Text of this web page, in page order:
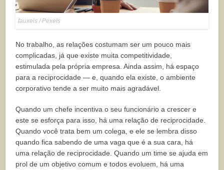
fauxels / Pexels
No trabalho, as relações costumam ser um pouco mais
complicadas, já que existe muita competitividade,
estimulada pela própria empresa. Ainda assim, há espaço
para a reciprocidade — e, quando ela existe, o ambiente
corporativo tende a ser muito mais agradável.
Quando um chefe incentiva o seu funcionário a crescer e
este se esforça para isso, há uma relação de reciprocidade.
Quando você trata bem um colega, e ele se lembra disso
quando fica sabendo de uma vaga que é a sua cara, há
uma relação de reciprocidade. Quando um time se ajuda em
prol de um objetivo comum e todos evoluem, há uma